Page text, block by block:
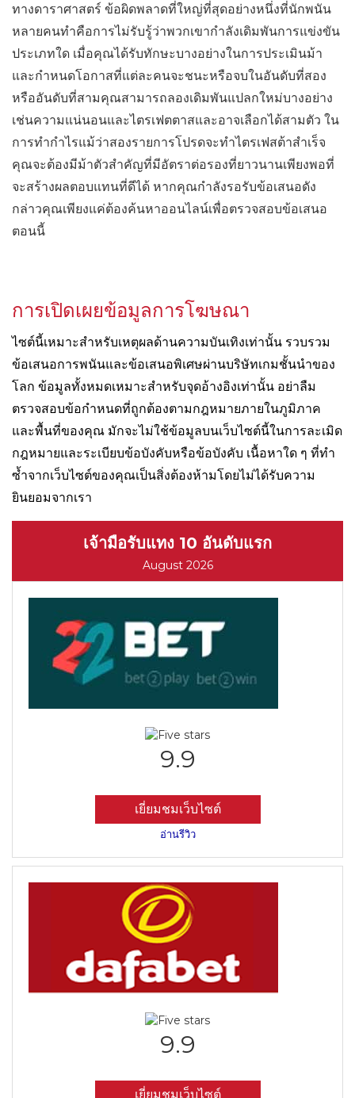
ทางดาราศาสตร์ ข้อผิดพลาดที่ใหญ่ที่สุดอย่างหนึ่งที่นักพนัน
หลายคนทำคือการไม่รับรู้ว่าพวกเขากำลังเดิมพันการแข่งขัน
ประเภทใด เมื่อคุณได้รับทักษะบางอย่างในการประเมินม้า
และกำหนดโอกาสที่แต่ละคนจะชนะหรือจบในอันดับที่สอง
หรืออันดับที่สามคุณสามารถลองเดิมพันแปลกใหม่บางอย่าง
เช่นความแน่นอนและไตรเฟตตาสและอาจเลือกได้สามตัว ใน
การทำกำไรแม้ว่าสองรายการโปรดจะทำไตรเฟสต้าสำเร็จ
คุณจะต้องมีม้าตัวสำคัญที่มีอัตราต่อรองที่ยาวนานเพียงพอที่
จะสร้างผลตอบแทนที่ดีได้ หากคุณกำลังรอรับข้อเสนอดัง
กล่าวคุณเพียงแค่ต้องค้นหาออนไลน์เพื่อตรวจสอบข้อเสนอ
ตอนนี้
การเปิดเผยข้อมูลการโฆษณา
ไซต์นี้เหมาะสำหรับเหตุผลด้านความบันเทิงเท่านั้น รวบรวม
ข้อเสนอการพนันและข้อเสนอพิเศษผ่านบริษัทเกมชั้นนำของ
โลก ข้อมูลทั้งหมดเหมาะสำหรับจุดอ้างอิงเท่านั้น อย่าลืม
ตรวจสอบข้อกำหนดที่ถูกต้องตามกฎหมายภายในภูมิภาค
และพื้นที่ของคุณ มักจะไม่ใช้ข้อมูลบนเว็บไซต์นี้ในการละเมิด
กฎหมายและระเบียบข้อบังคับหรือข้อบังคับ เนื้อหาใด ๆ ที่ทำ
ซ้ำจากเว็บไซต์ของคุณเป็นสิ่งต้องห้ามโดยไม่ได้รับความ
ยินยอมจากเรา
เจ้ามือรับแทง 10 อันดับแรก
August 2026
9.9
เยี่ยมชมเว็บไซต์
อ่านรีวิว
9.9
เยี่ยมชมเว็บไซต์